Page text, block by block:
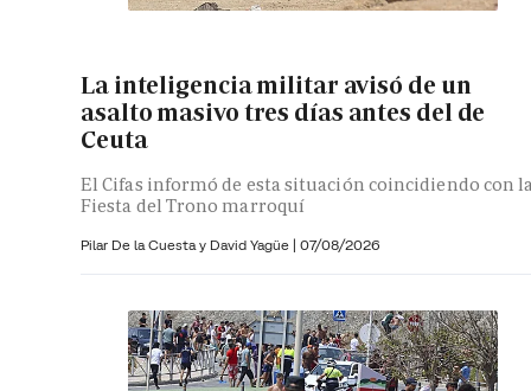
La inteligencia militar avisó de un
asalto masivo tres días antes del de
Ceuta
El Cifas informó de esta situación coincidiendo con
Fiesta del Trono marroquí
Pilar De la Cuesta y David Yagüe | 07/08/2026